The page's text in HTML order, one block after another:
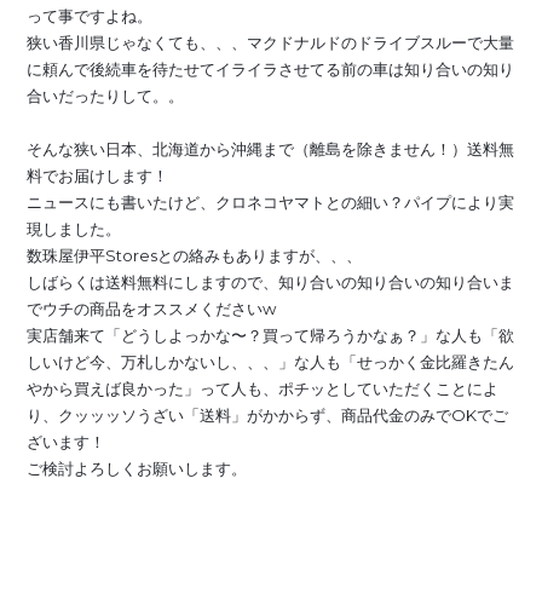
って事ですよね。
狭い香川県じゃなくても、、、マクドナルドのドライブスルーで大量
に頼んで後続車を待たせてイライラさせてる前の車は知り合いの知り
合いだったりして。。
そんな狭い日本、北海道から沖縄まで（離島を除きません！）送料無
料でお届けします！
ニュースにも書いたけど、クロネコヤマトとの細い？パイプにより実
現しました。
数珠屋伊平Storesとの絡みもありますが、、、
しばらくは送料無料にしますので、知り合いの知り合いの知り合いま
でウチの商品をオススメくださいw
実店舗来て「どうしよっかな〜？買って帰ろうかなぁ？」な人も「欲
しいけど今、万札しかないし、、、」な人も「せっかく金比羅きたん
やから買えば良かった」って人も、ポチッとしていただくことによ
り、クッッッソうざい「送料」がかからず、商品代金のみでOKでご
ざいます！
ご検討よろしくお願いします。